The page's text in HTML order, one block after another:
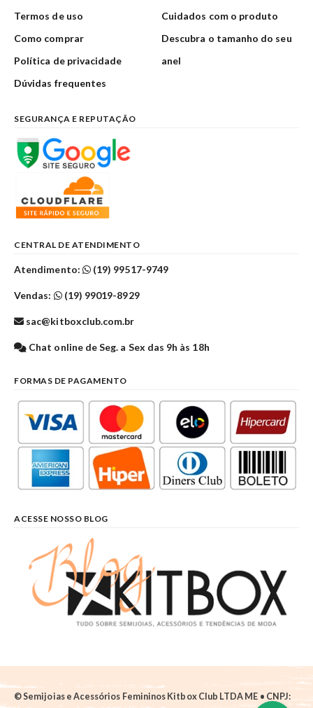
Termos de uso
Como comprar
Política de privacidade
Dúvidas frequentes
Cuidados com o produto
Descubra o tamanho do seu
anel
SEGURANÇA E REPUTAÇÃO
CENTRAL DE ATENDIMENTO
Atendimento: (19) 99517-9749
Vendas: (19) 99019-8929
sac@kitboxclub.com.br
Chat online de Seg. a Sex das 9h às 18h
FORMAS DE PAGAMENTO
ACESSE NOSSO BLOG
© Semijoias e Acessórios Femininos Kitbox Club LTDA ME • CNPJ: